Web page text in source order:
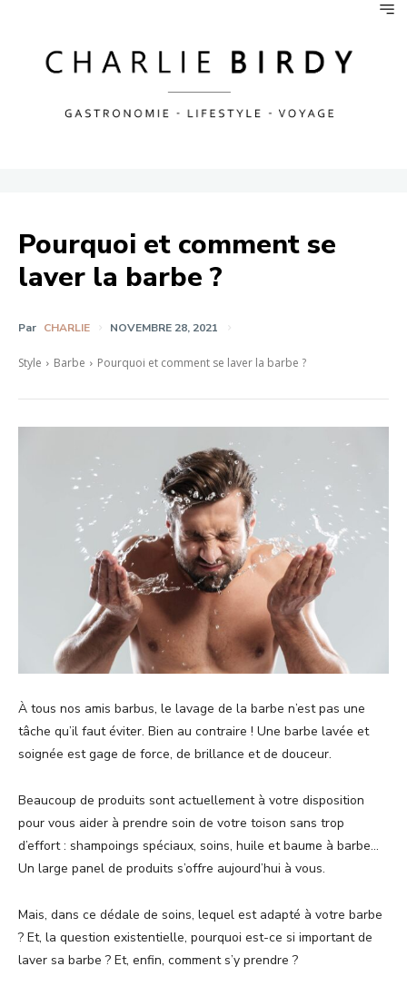
Pourquoi et comment se
laver la barbe ?
Par CHARLIE NOVEMBRE 28, 2021
Style Barbe Pourquoi et comment se laver la barbe ?
À tous nos amis barbus, le lavage de la barbe n’est pas une
tâche qu’il faut éviter. Bien au contraire ! Une barbe lavée et
soignée est gage de force, de brillance et de douceur.
Beaucoup de produits sont actuellement à votre disposition
pour vous aider à prendre soin de votre toison sans trop
d’effort : shampoings spéciaux, soins, huile et baume à barbe…
Un large panel de produits s’offre aujourd’hui à vous.
Mais, dans ce dédale de soins, lequel est adapté à votre barbe
? Et, la question existentielle, pourquoi est-ce si important de
laver sa barbe ? Et, enfin, comment s’y prendre ?